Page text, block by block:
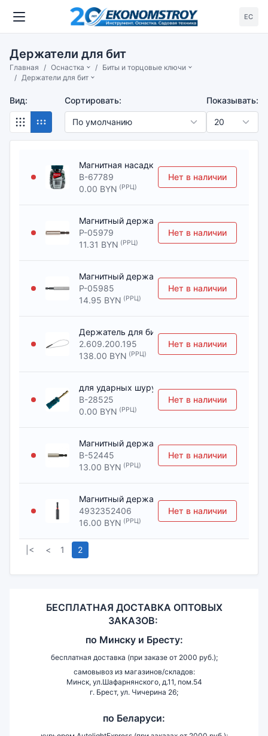
ЕС
Держатели для бит
Главная Оснастка
Биты и торцовые ключи
Держатели для бит
Вид: Сортировать: Показывать:
Магнитная насадка для кровельных
B-67789
0.00 BYN (РРЦ)
Нет в наличии
Магнитный держатель насадок с
P-05979
11.31 BYN (РРЦ)
Нет в наличии
Магнитный держатель насадок с
P-05985
14.95 BYN (РРЦ)
Нет в наличии
Держатель для бит BOSCH Гибкий вал
2.609.200.195
138.00 BYN (РРЦ)
Нет в наличии
для ударных шуруповертов 66 мм
B-28525
0.00 BYN (РРЦ)
Нет в наличии
Магнитный держатель для бит 60 мм
B-52445
13.00 BYN (РРЦ)
Нет в наличии
Магнитный держатель для бит
4932352406
16.00 BYN (РРЦ)
Нет в наличии
|< < 1 2
БЕСПЛАТНАЯ ДОСТАВКА ОПТОВЫХ
ЗАКАЗОВ:
по Минску и Бресту:
бесплатная доставка (при заказе от 2000 руб.);
самовывоз из магазинов/складов:
Минск, ул.Шафарнянского, д.11, пом.54
г. Брест, ул. Чичерина 26;
по Беларуси: